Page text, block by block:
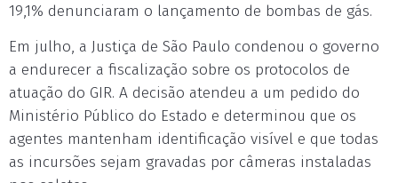
19,1% denunciaram o lançamento de bombas de gás.
Em julho, a Justiça de São Paulo condenou o governo
a endurecer a fiscalização sobre os protocolos de
atuação do GIR. A decisão atendeu a um pedido do
Ministério Público do Estado e determinou que os
agentes mantenham identificação visível e que todas
as incursões sejam gravadas por câmeras instaladas